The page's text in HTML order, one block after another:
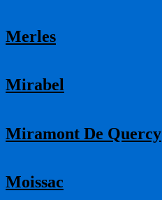
Merles
Mirabel
Miramont De Quercy
Moissac